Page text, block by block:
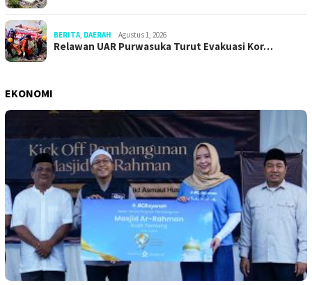
BERITA DAERAH Agustus 1, 2026
Relawan UAR Purwasuka Turut Evakuasi Kor…
EKONOMI